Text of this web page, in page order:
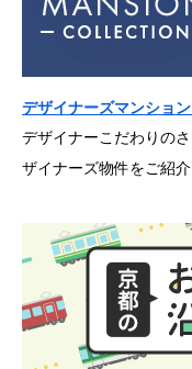
デザイナーズマンショ
デザイナーこだわりの
ザイナーズ物件をご紹介